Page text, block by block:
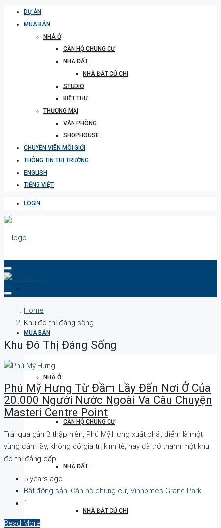
DỰ ÁN
MUA BÁN
NHÀ Ở
CĂN HỘ CHUNG CƯ
NHÀ ĐẤT
NHÀ ĐẤT CỦ CHI
STUDIO
BIỆT THỰ
THƯƠNG MẠI
VĂN PHÒNG
SHOPHOUSE
CHUYÊN VIÊN MÔI GIỚI
THÔNG TIN THỊ TRƯỜNG
ENGLISH
TIẾNG VIỆT
LOGIN
MUA BÁN
NHÀ Ở
CĂN HỘ CHUNG CƯ
NHÀ ĐẤT
NHÀ ĐẤT CỦ CHI
Home
Khu đô thị đáng sống
Khu Đô Thị Đáng Sống
Phú Mỹ Hưng Từ Đầm Lầy Đến Nơi Ở Của
20.000 Người Nước Ngoài Và Câu Chuyện
Masteri Centre Point
Trải qua gần 3 thập niên, Phú Mỹ Hưng xuất phát điểm là một
vùng đầm lầy, không có giá trị kinh tế, nay đã trở thành một khu
đô thị đẳng cấp
5 years ago
Bất động sản, Căn hộ chung cư, Vinhomes Grand Park
1
Read More